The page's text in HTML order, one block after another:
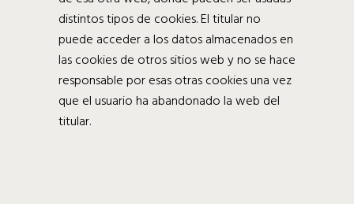
distintos tipos de cookies. El titular no
puede acceder a los datos almacenados en
las cookies de otros sitios web y no se hace
responsable por esas otras cookies una vez
que el usuario ha abandonado la web del
titular.